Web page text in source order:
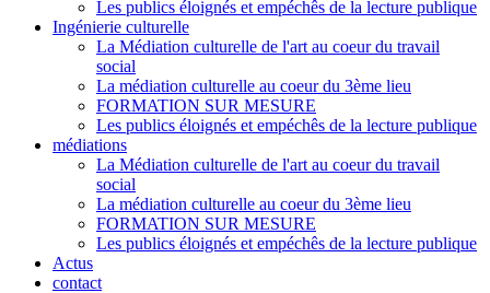
Les publics éloignés et empéchês de la lecture publique
Ingénierie culturelle
La Médiation culturelle de l'art au coeur du travail
social
La médiation culturelle au coeur du 3ème lieu
FORMATION SUR MESURE
Les publics éloignés et empéchês de la lecture publique
médiations
La Médiation culturelle de l'art au coeur du travail
social
La médiation culturelle au coeur du 3ème lieu
FORMATION SUR MESURE
Les publics éloignés et empéchês de la lecture publique
Actus
contact